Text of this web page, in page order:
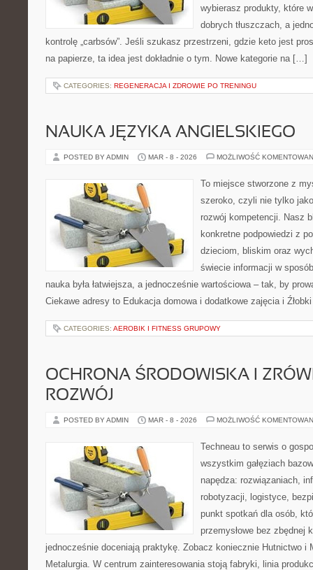
wybierasz produkty, które
dobrych tłuszczach, a
kontrolę „carbsów”. Jeśli szukasz przestrzeni, gdzie keto jest
na papierze, ta idea jest dokładnie o tym. Nowe kategorie na […]
CATEGORIES: REGENERACJA I ZDROWIE PO TRENINGU
NAUKA JĘZYKA ANGIELSKIEGO
POSTED BY ADMIN MAR - 8 - 2026 MOŻLIWOŚĆ
To miejsce stworzone z
szeroko, czyli nie tylko
rozwój kompetencji. Nasz
konkretne podpowiedzi z
dzieciom, bliskim oraz
świecie informacji w
nauka była łatwiejsza, a jednocześnie wartościowa – tak, by
Ciekawe adresy to Edukacja domowa i dodatkowe zajęcia i
CATEGORIES: AEROBIK I FITNESS GRUPOWY
OCHRONA ŚRODOWISKA I
ROZWÓJ
POSTED BY ADMIN MAR - 8 - 2026 MOŻLIWOŚĆ
Techneau to serwis o
wszystkim gałęziach
napędza: rozwiązaniach,
robotyzacji, logistyce,
punkt spotkań dla osób,
przemysłowe bez zbędnej
jednocześnie doceniają praktykę. Zobacz koniecznie Hutnictwo i
Metalurgia. W centrum zainteresowania stoją fabryki, linia